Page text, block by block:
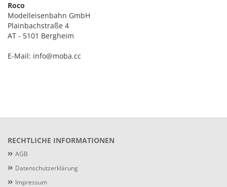
Roco
Modelleisenbahn GmbH
Plainbachstraße 4
AT - 5101 Bergheim
E-Mail: info@moba.cc
RECHTLICHE INFORMATIONEN
AGB
Datenschutzerklärung
Impressum